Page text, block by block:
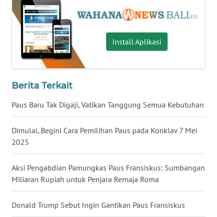
Install Aplikasi
Berita Terkait
Paus Baru Tak Digaji, Vatikan Tanggung Semua Kebutuhan
Dimulai, Begini Cara Pemilihan Paus pada Konklav 7 Mei
2025
Aksi Pengabdian Pamungkas Paus Fransiskus: Sumbangan
Miliaran Rupiah untuk Penjara Remaja Roma
Donald Trump Sebut Ingin Gantikan Paus Fransiskus
WN
NUSANTARA
WN
JOGJA
JATIM
WN
BALI
WN
KALBAR
WN